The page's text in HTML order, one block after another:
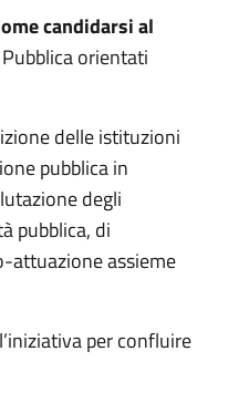
candidarsi al
orientati
delle istituzioni
pubblica in
degli
pubblica, di
attuazione assieme
per confluire